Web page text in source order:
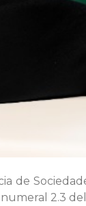
de
2.3